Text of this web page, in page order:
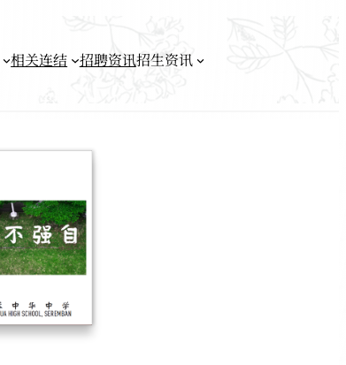
相关连结 招聘资讯招生资讯